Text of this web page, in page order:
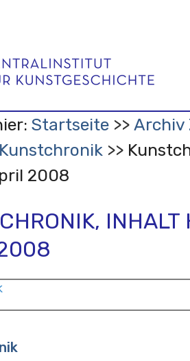
Startseite
Archiv
Kunstchronik
2008
INHALT